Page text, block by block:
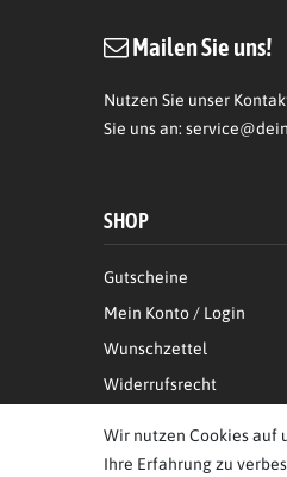
Mailen Sie uns!
Nutzen Sie unser
Sie uns an:
SHOP
Gutscheine
Mein Konto / Login
Wunschzettel
Widerrufsrecht
Wir nutzen Cookies auf
Ihre Erfahrung zu